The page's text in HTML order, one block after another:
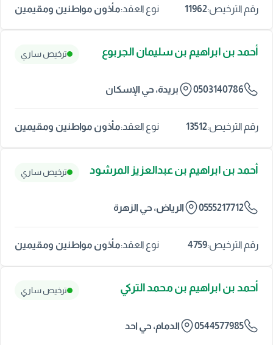
رقم الترخيص:11962 نوع العقد:مأذون مواطنين ومقيمين
أحمد بن ابراهيم بن سليمان الجربوع ترخيص ساري
0503140786 بريدة، حي الإسكان
رقم الترخيص:13512 نوع العقد:مأذون مواطنين ومقيمين
أحمد بن ابراهيم بن عبدالعزيز المرشود ترخيص ساري
0555217712 الرياض، حي الزهرة
رقم الترخيص:4759 نوع العقد:مأذون مواطنين ومقيمين
أحمد بن ابراهيم بن محمد التركي ترخيص ساري
0544577985 الدمام، حي احد